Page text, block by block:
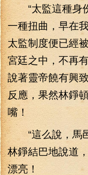
“太監這種身份
一種扭曲，早在
太監制度便已經
宮廷之中，不再
說著靈帝饒有興
反應，果然林錚
嘴！
“這么說，馬邑
林錚結巴地說道
漂亮！